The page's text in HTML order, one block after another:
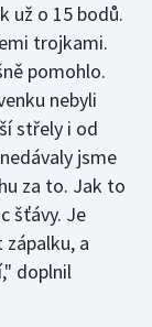
už o 15 bodů.
trojkami.
pomohlo.
nebyli
střely i od
jsme
za to. Jak to
šťávy. Je
a
doplnil